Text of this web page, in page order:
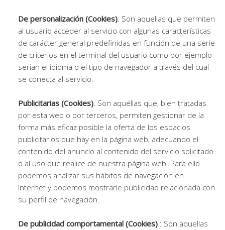
De personalización (Cookies): Son aquellas que permiten
al usuario acceder al servicio con algunas características
de carácter general predefinidas en función de una serie
de criterios en el terminal del usuario como por ejemplo
serian el idioma o el tipo de navegador a través del cual
se conecta al servicio.
Publicitarias (Cookies): Son aquéllas que, bien tratadas
por esta web o por terceros, permiten gestionar de la
forma más eficaz posible la oferta de los espacios
publicitarios que hay en la página web, adecuando el
contenido del anuncio al contenido del servicio solicitado
o al uso que realice de nuestra página web. Para ello
podemos analizar sus hábitos de navegación en
Internet y podemos mostrarle publicidad relacionada con
su perfil de navegación.
De publicidad comportamental (Cookies) : Son aquellas